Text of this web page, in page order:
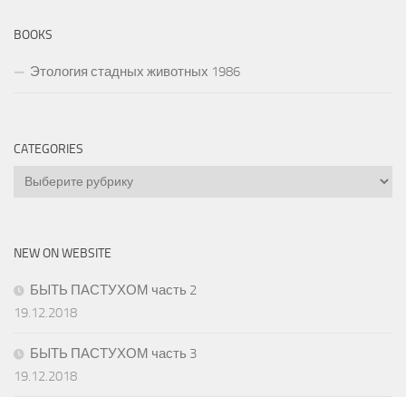
BOOKS
Этология стадных животных 1986
CATEGORIES
Categories
NEW ON WEBSITE
БЫТЬ ПАСТУХОМ часть 2
19.12.2018
БЫТЬ ПАСТУХОМ часть 3
19.12.2018